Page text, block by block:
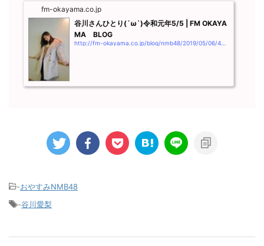
fm-okayama.co.jp
谷川さんひとり(´ω`)令和元年5/5 | FM OKAYA
MA BLOG
-おやすみNMB48
-谷川愛梨